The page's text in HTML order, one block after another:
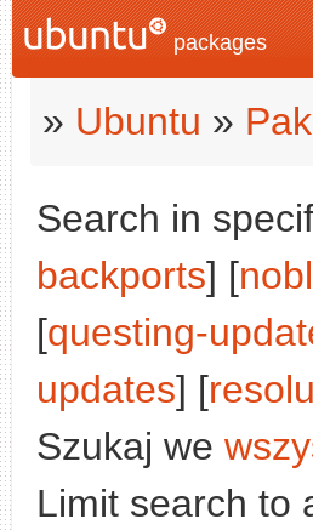
packages
» Ubuntu »
Search in
backports] [
[questing-
updates] [
Szukaj we
Limit search to